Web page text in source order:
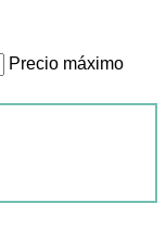
Precio máximo